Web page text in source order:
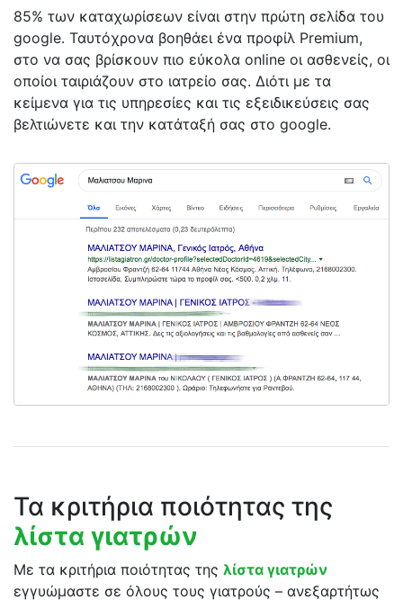
85% των καταχωρίσεων είναι στην πρώτη σελίδα του
google. Ταυτόχρονα βοηθάει ένα προφίλ Premium,
στο να σας βρίσκουν πιο εύκολα online οι ασθενείς, οι
οποίοι ταιριάζουν στο ιατρείο σας. Διότι με τα
κείμενα για τις υπηρεσίες και τις εξειδικεύσεις σας
βελτιώνετε και την κατάταξή σας στο google.
Τα κριτήρια ποιότητας της
λίστα γιατρών
Με τα κριτήρια ποιότητας της λίστα γιατρών
εγγυώμαστε σε όλους τους γιατρούς – ανεξαρτήτως